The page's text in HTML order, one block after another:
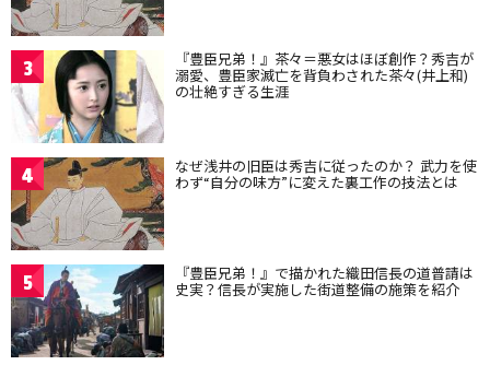
3 『豊臣兄弟！』茶々＝悪女はほぼ創作？秀吉が
溺愛、豊臣家滅亡を背負わされた茶々(井上和)
の壮絶すぎる生涯
4 なぜ浅井の旧臣は秀吉に従ったのか？ 武力を使
わず“自分の味方”に変えた裏工作の技法とは
5 『豊臣兄弟！』で描かれた織田信長の道普請は
史実？信長が実施した街道整備の施策を紹介